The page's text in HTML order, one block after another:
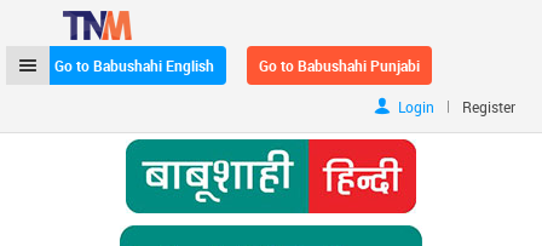
Go to Babushahi English Go to Babushahi Punjabi
Login | Register